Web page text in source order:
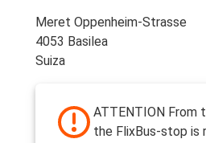
Meret Oppenheim-Strasse
4053 Basilea
Suiza
ATTENTION From
the FlixBus-stop is